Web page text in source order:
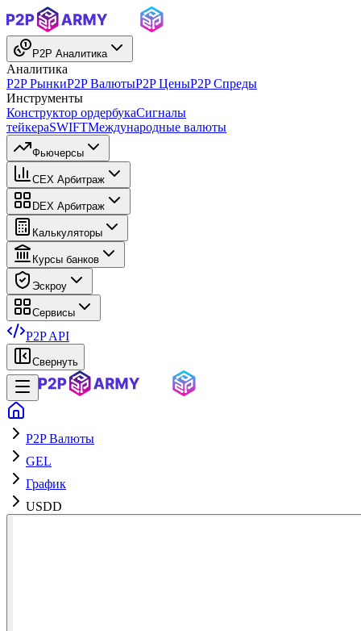
P2P Аналитика
Аналитика
P2P РынкиP2P ВалютыP2P ЦеныP2P Спреды
Инструменты
Конструктор ордербукаСигналы
тейкераSWIFTМеждународные валюты
Фьючерсы
CEX Арбитраж
DEX Арбитраж
Калькуляторы
Курсы банков
Эскроу
Сервисы
P2P API
Свернуть
P2P Валюты
GEL
График
USDD